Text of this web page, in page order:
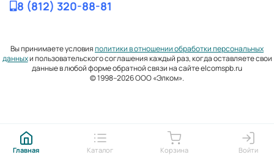
8 (812) 320-88-81
Вы принимаете условияполитики в отношении обработки персональных
данныхи пользовательского соглашения каждый раз, когда оставляете свои
данные в любой форме обратной связи на сайте elcomspb.ru
© 1998–2026 ООО «Элком».
Главная Каталог Корзина Войти